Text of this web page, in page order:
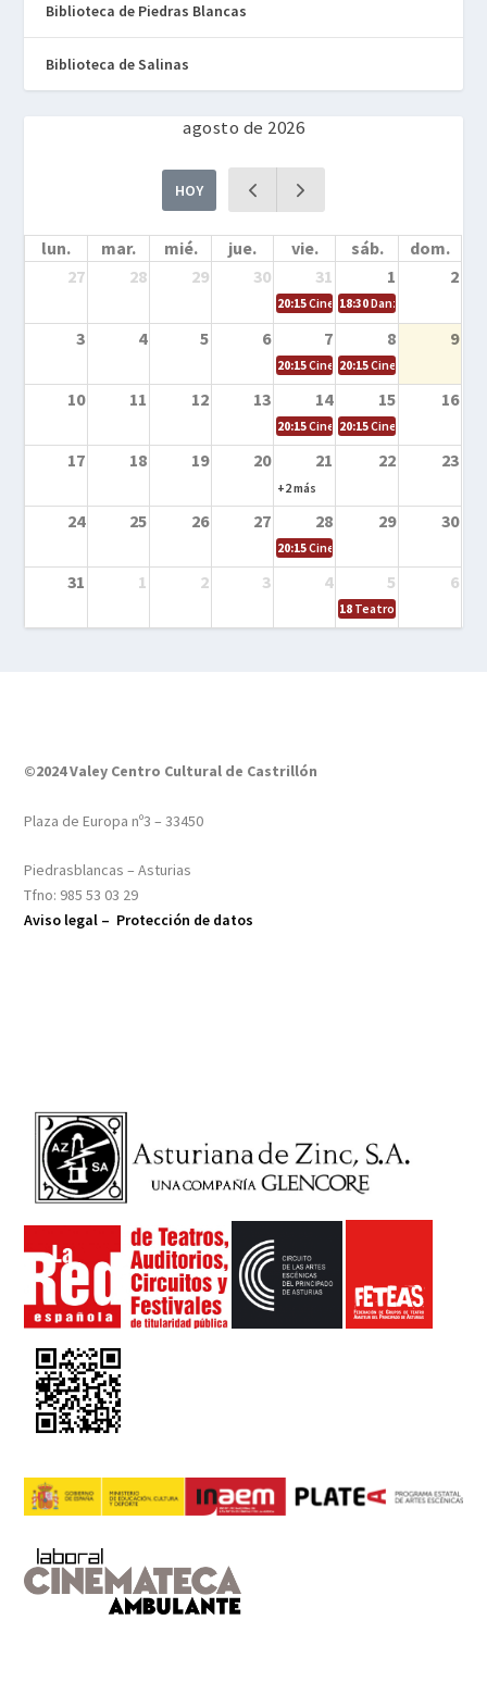
Biblioteca de Piedras Blancas
Biblioteca de Salinas
agosto de 2026
HOY
lun. mar. mié. jue. vie. sáb.
dom.
27
28 29 30 31 1 2
20:15Cine en la calle – Cómo
18:30Danza – Cita en el
3 4 5 6 7 8 9
20:15Cine en la calle – El niño y la
20:15Cine en la calle –
10 11 12 13 14 15 16
20:15Cine en la calle – Tortugas
20:15Cine en la calle –
17 18 19 20 21 22 23
+2 más
24 25 26 27 28 29 30
20:15Cine en el calle – Tintín y el
31 1 2 3 4 5 6
18 Teatro – Tres
©2024 Valey Centro Cultural de Castrillón
Plaza de Europa nº3 – 33450
Piedrasblancas – Asturias
Tfno: 985 53 03 29
Aviso legal – Protección de datos